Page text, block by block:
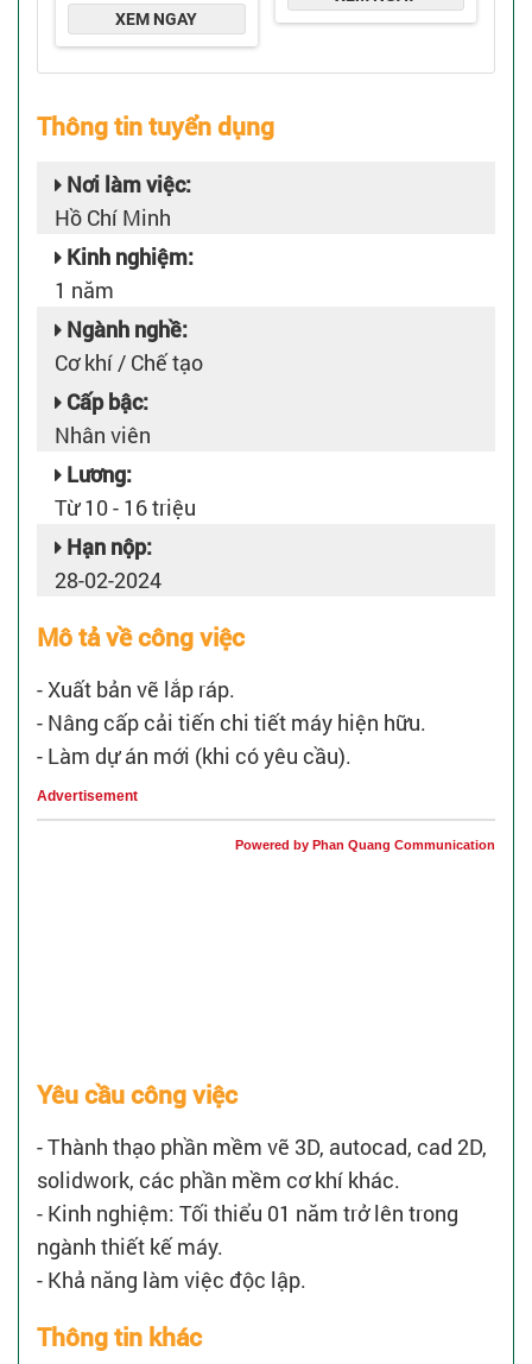
Thông tin tuyển dụng
Nơi làm việc:
Hồ Chí Minh
Kinh nghiệm:
1 năm
Ngành nghề:
Cơ khí / Chế tạo
Cấp bậc:
Nhân viên
Lương:
Từ 10 - 16 triệu
Hạn nộp:
28-02-2024
Mô tả về công việc
- Xuất bản vẽ lắp ráp.
- Nâng cấp cải tiến chi tiết máy hiện hữu.
- Làm dự án mới (khi có yêu cầu).
Advertisement
Powered by Phan Quang Communication
Yêu cầu công việc
- Thành thạo phần mềm vẽ 3D, autocad, cad 2D,
solidwork, các phần mềm cơ khí khác.
- Kinh nghiệm: Tối thiểu 01 năm trở lên trong
ngành thiết kế máy.
- Khả năng làm việc độc lập.
Thông tin khác